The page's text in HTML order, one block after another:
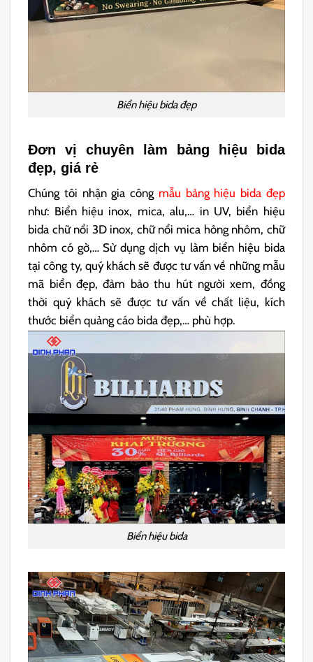
Biển hiệu bida đẹp
Đơn vị chuyên làm bảng hiệu bida
đẹp, giá rẻ
Chúng tôi nhận gia công mẫu bảng hiệu bida đẹp
như: Biển hiệu inox, mica, alu,… in UV, biển hiệu
bida chữ nổi 3D inox, chữ nổi mica hông nhôm, chữ
nhôm có gờ,… Sử dụng dịch vụ làm biển hiệu bida
tại công ty, quý khách sẽ được tư vấn về những mẫu
mã biển đẹp, đảm bảo thu hút người xem, đồng
thời quý khách sẽ được tư vấn về chất liệu, kích
thước biển quảng cáo bida đẹp,… phù hợp.
Biển hiệu bida